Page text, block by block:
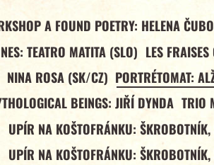
A FOUND POETRY: HELENA
TEATRO MATITA (SLO) LES FRAISES
NINA ROSA (SK/CZ) PORTRÉTOMAT:
BEINGS: JIŘÍ DYNDA TRIO
UPÍR NA KOŠTOFRÁNKU:
UPÍR NA KOŠTOFRÁNKU: